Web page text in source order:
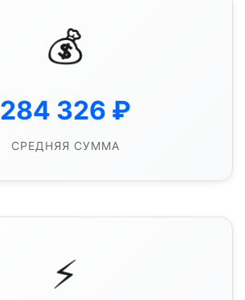
💰
284 326 ₽
СРЕДНЯЯ СУММА
⚡